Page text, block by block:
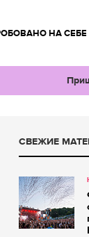
НА СЕБЕ
СВЕЖИЕ